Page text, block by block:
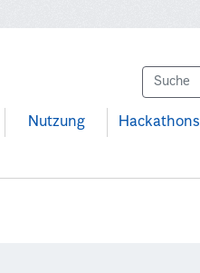
Nutzung Hackathons